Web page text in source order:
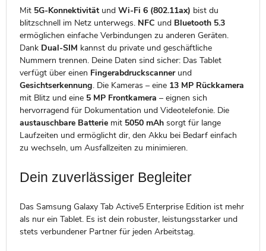
Mit 5G-Konnektivitätund Wi-Fi 6 (802.11ax) bist du
blitzschnell im Netz unterwegs. NFC und Bluetooth 5.3
ermöglichen einfache Verbindungen zu anderen Geräten.
Dank Dual-SIM kannst du private und geschäftliche
Nummern trennen. Deine Daten sind sicher: Das Tablet
verfügt über einen Fingerabdruckscannerund
Gesichtserkennung. Die Kameras – eine 13 MP Rückkamera
mit Blitz und eine 5 MP Frontkamera – eignen sich
hervorragend für Dokumentation und Videotelefonie. Die
austauschbare Batteriemit 5050 mAhsorgt für lange
Laufzeiten und ermöglicht dir, den Akku bei Bedarf einfach
zu wechseln, um Ausfallzeiten zu minimieren.
Dein zuverlässiger Begleiter
Das Samsung Galaxy Tab Active5 Enterprise Edition ist mehr
als nur ein Tablet. Es ist dein robuster, leistungsstarker und
stets verbundener Partner für jeden Arbeitstag.